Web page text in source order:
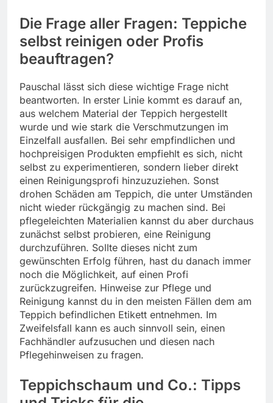
Die Frage aller Fragen: Teppiche
selbst reinigen oder Profis
beauftragen?
Pauschal lässt sich diese wichtige Frage nicht
beantworten. In erster Linie kommt es darauf an,
aus welchem Material der Teppich hergestellt
wurde und wie stark die Verschmutzungen im
Einzelfall ausfallen. Bei sehr empfindlichen und
hochpreisigen Produkten empfiehlt es sich, nicht
selbst zu experimentieren, sondern lieber direkt
einen Reinigungsprofi hinzuzuziehen. Sonst
drohen Schäden am Teppich, die unter Umständen
nicht wieder rückgängig zu machen sind. Bei
pflegeleichten Materialien kannst du aber durchaus
zunächst selbst probieren, eine Reinigung
durchzuführen. Sollte dieses nicht zum
gewünschten Erfolg führen, hast du danach immer
noch die Möglichkeit, auf einen Profi
zurückzugreifen. Hinweise zur Pflege und
Reinigung kannst du in den meisten Fällen dem am
Teppich befindlichen Etikett entnehmen. Im
Zweifelsfall kann es auch sinnvoll sein, einen
Fachhändler aufzusuchen und diesen nach
Pflegehinweisen zu fragen.
Teppichschaum und Co.: Tipps